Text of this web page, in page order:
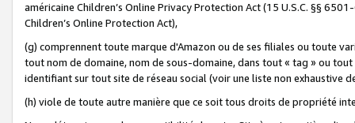
américaine Children’s Online Privacy Protection Act (15 U.S.C. §§
Children’s Online Protection Act),
(g) comprennent toute marque d'Amazon ou de ses filiales ou toute
tout nom de domaine, nom de sous-domaine, dans tout « tag » ou
identifiant sur tout site de réseau social (voir une liste non exhaustive
(h) viole de toute autre manière que ce soit tous droits de propriété